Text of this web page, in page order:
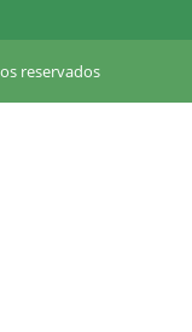
reservados